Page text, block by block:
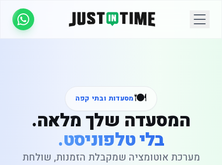
🍽️מסעדות ובתי קפה
המסעדה שלך מלאה.
בלי טלפוניסט.
מערכת אוטומציה שמקבלת הזמנות, שולחת